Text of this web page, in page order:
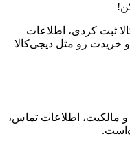
اطلاعات
مثل دیجی‌کالا
اطلاعات تماس،